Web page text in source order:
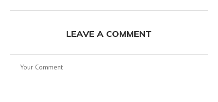
LEAVE A COMMENT